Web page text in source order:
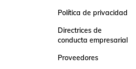
Política de privacidad
Directrices de
conducta empresarial
Proveedores